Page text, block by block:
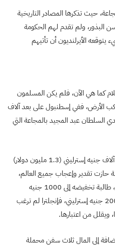
المجاعة، حيث تذكرها المصادر التاريخية
تتحسن البذور، ولم تقدم لهم الحكومة
يتوقعه الأيرلنديون أن تأتيهم
كما هي الآن، فلم يكن المسلمون
الأرض، ففي إسطنبول على بعد آلاف
السلطان عبد المجيد بالمجاعة التي
وعلى الفور، قرر السلطان إرسال 10 آلاف جنيه إسترليني (1.3 مليون دولار)
حازت تقدير وإعجاب جميع العالم،
رفضت الملكة فيكتوريا قبول المبلغ، طالبة تخفيضه إلى 1000 جنيه
إسترليني، لأنها لم تتبرع إلا بمبلغ 2000 جنيه إسترليني، فإنجلترا لم ترغب
ويقلل من اعتبارها.
إلى المال ثلاث سفن محملة